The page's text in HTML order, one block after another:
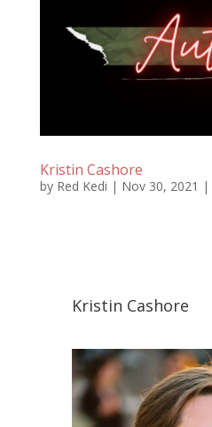
Kristin Cashore
by Red Kedi | Nov 30, 2021 |
Kristin Cashore